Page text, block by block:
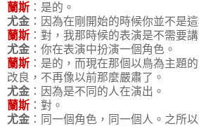
蘭斯 ：是的。
尤金 ：因為在剛開始的時候你並不是
蘭斯 ：對，我那時候的表演是不需要講
尤金 ：你在表演中扮演一個角色。
蘭斯 ：是的，而現在那個以鳥為主題
改良，不再像以前那麼嚴肅了。
尤金 ：因為是不同的人在演出。
蘭斯 ：對。
尤金 ：同一個角色，同一個人。之所